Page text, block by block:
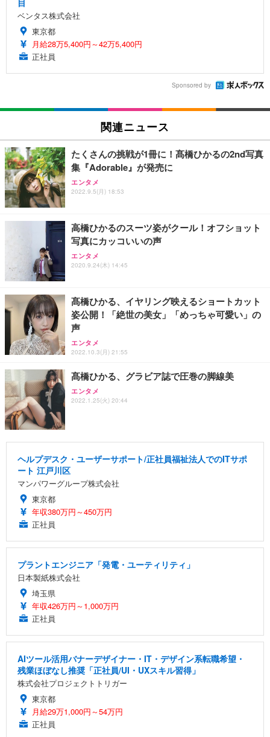
ベンタス株式会社
東京都
月給28万5,400円～42万5,400円
正社員
Sponsored by
関連ニュース
たくさんの挑戦が1冊に！髙橋ひかるの2nd写真
集『Adorable』が発売に
エンタメ
2022.9.5(月) 18:53
高橋ひかるのスーツ姿がクール！オフショット
写真にカッコいいの声
エンタメ
2020.9.24(木) 14:45
髙橋ひかる、イヤリング映えるショートカット
姿公開！「絶世の美女」「めっちゃ可愛い」の
声
エンタメ
2022.10.3(月) 21:55
髙橋ひかる、グラビア誌で圧巻の脚線美
エンタメ
2022.1.25(火) 20:44
ヘルプデスク・ユーザーサポート/正社員福祉法人でのITサポ
ート 江戸川区
マンパワーグループ株式会社
東京都
年収380万円～450万円
正社員
プラントエンジニア「発電・ユーティリティ」
日本製紙株式会社
埼玉県
年収426万円～1,000万円
正社員
AIツール活用バナーデザイナー・IT・デザイン系転職希望・
残業ほぼなし推奨「正社員/UI・UXスキル習得」
株式会社プロジェクトトリガー
東京都
月給29万1,000円～54万円
正社員